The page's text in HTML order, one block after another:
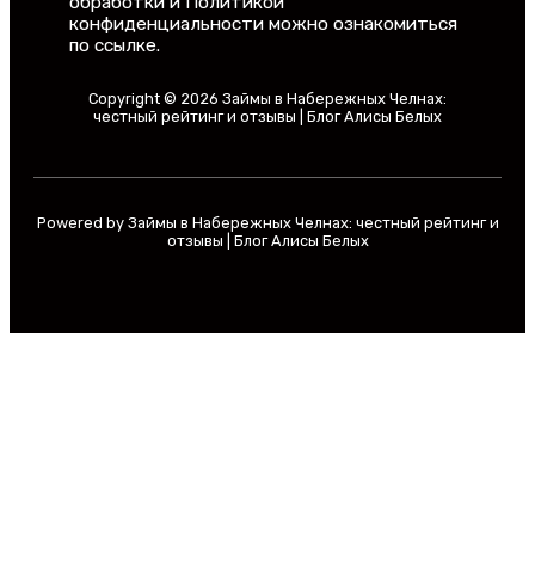
конфиденциальности можно ознакомиться
по ссылке.
Copyright © 2026 Займы в Набережных Челнах:
честный рейтинг и отзывы | Блог Алисы Белых
Powered by Займы в Набережных Челнах: честный рейтинг и
отзывы | Блог Алисы Белых